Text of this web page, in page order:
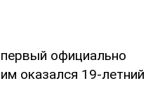
официально
оказался 19-летний